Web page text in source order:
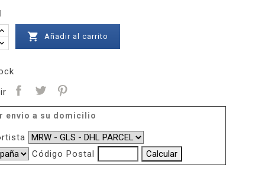
 Añadir al carrito
envio a su domicilio
Código Postal